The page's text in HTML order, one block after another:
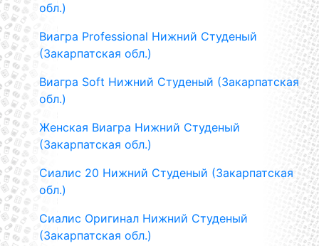
обл.)
Виагра Professional Нижний Студеный
(Закарпатская обл.)
Виагра Soft Нижний Студеный (Закарпатская
обл.)
Женская Виагра Нижний Студеный
(Закарпатская обл.)
Сиалис 20 Нижний Студеный (Закарпатская
обл.)
Сиалис Оригинал Нижний Студеный
(Закарпатская обл.)